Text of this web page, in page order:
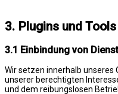
3. Plugins und Tools
3.1 Einbindung von
Wir setzen innerhalb unseres
unserer berechtigten
und dem reibungslosen